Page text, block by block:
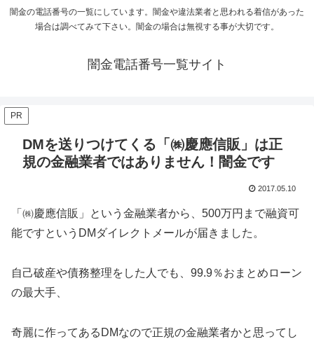
闇金の電話番号の一覧にしています。闇金や違法業者と思われる着信があった
場合は調べてみて下さい。闇金の場合は無視する事が大切です。
闇金電話番号一覧サイト
PR
DMを送りつけてくる「㈱慶應信販」は正
規の金融業者ではありません！闇金です
2017.05.10
「㈱慶應信販」という金融業者から、500万円まで融資可
能ですというDMダイレクトメールが届きました。
自己破産や債務整理をした人でも、99.9％おまとめローン
の最大手、
奇麗に作ってあるDMなので正規の金融業者かと思ってし